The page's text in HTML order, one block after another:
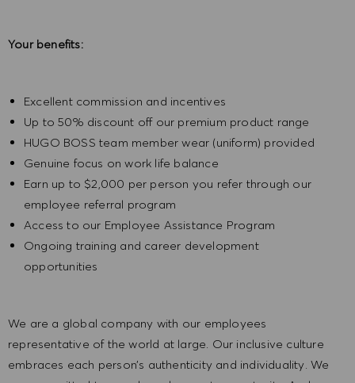
Your benefits:
Excellent commission and incentives
Up to 50% discount off our premium product range
HUGO BOSS team member wear (uniform) provided
Genuine focus on work life balance
Earn up to $2,000 per person you refer through our
employee referral program
Access to our Employee Assistance Program
Ongoing training and career development
opportunities
We are a global company with our employees
representative of the world at large. Our inclusive culture
embraces each person’s authenticity and individuality. We